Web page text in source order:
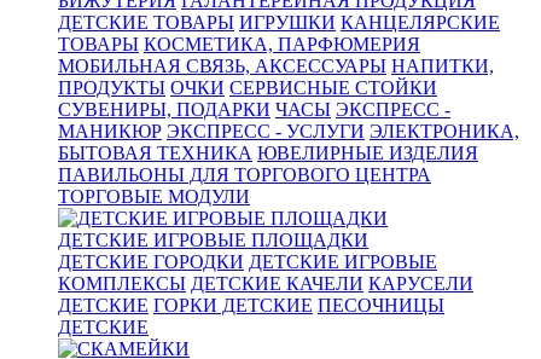
ДЕТСКИЕ ТОВАРЫ ИГРУШКИ КАНЦЕЛЯРСКИЕ
ТОВАРЫ КОСМЕТИКА, ПАРФЮМЕРИЯ
МОБИЛЬНАЯ СВЯЗЬ, АКСЕССУАРЫ НАПИТКИ,
ПРОДУКТЫ ОЧКИ СЕРВИСНЫЕ СТОЙКИ
СУВЕНИРЫ, ПОДАРКИ ЧАСЫ ЭКСПРЕСС -
МАНИКЮР ЭКСПРЕСС - УСЛУГИ ЭЛЕКТРОНИКА,
БЫТОВАЯ ТЕХНИКА ЮВЕЛИРНЫЕ ИЗДЕЛИЯ
ПАВИЛЬОНЫ ДЛЯ ТОРГОВОГО ЦЕНТРА
ТОРГОВЫЕ МОДУЛИ
ДЕТСКИЕ ИГРОВЫЕ ПЛОЩАДКИ
ДЕТСКИЕ ГОРОДКИ ДЕТСКИЕ ИГРОВЫЕ
КОМПЛЕКСЫ ДЕТСКИЕ КАЧЕЛИ КАРУСЕЛИ
ДЕТСКИЕ ГОРКИ ДЕТСКИЕ ПЕСОЧНИЦЫ
ДЕТСКИЕ